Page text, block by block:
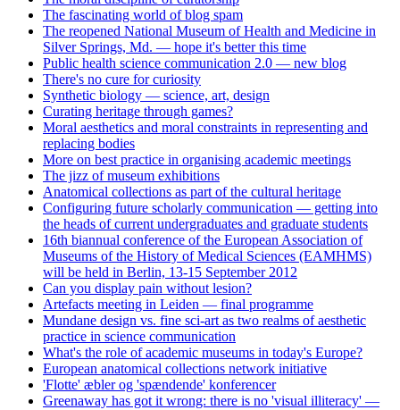
The fascinating world of blog spam
The reopened National Museum of Health and Medicine in
Silver Springs, Md. — hope it's better this time
Public health science communication 2.0 — new blog
There's no cure for curiosity
Synthetic biology — science, art, design
Curating heritage through games?
Moral aesthetics and moral constraints in representing and
replacing bodies
More on best practice in organising academic meetings
The jizz of museum exhibitions
Anatomical collections as part of the cultural heritage
Configuring future scholarly communication — getting into
the heads of current undergraduates and graduate students
16th biannual conference of the European Association of
Museums of the History of Medical Sciences (EAMHMS)
will be held in Berlin, 13-15 September 2012
Can you display pain without lesion?
Artefacts meeting in Leiden — final programme
Mundane design vs. fine sci-art as two realms of aesthetic
practice in science communication
What's the role of academic museums in today's Europe?
European anatomical collections network initiative
'Flotte' æbler og 'spændende' konferencer
Greenaway has got it wrong: there is no 'visual illiteracy' —